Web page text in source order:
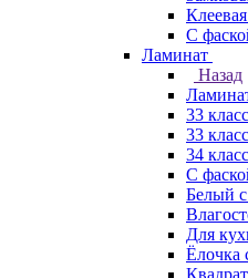
С
Ламинат
Назад
33 класс
33
34 класс
C
Белый
Для
Ёлочка